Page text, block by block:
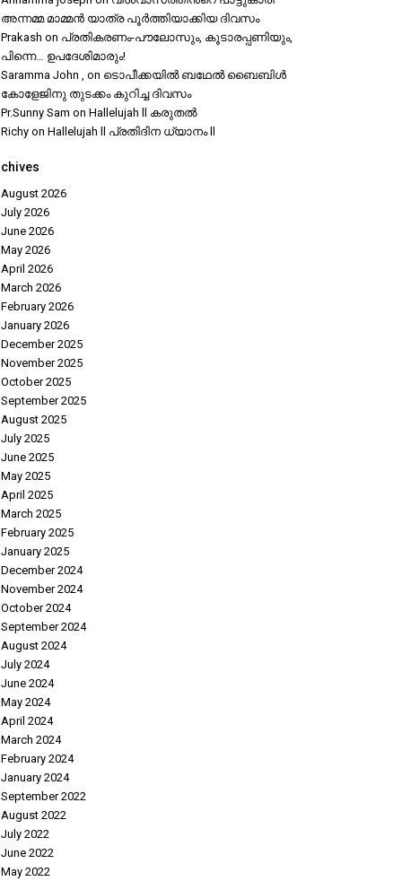
അന്നമ്മ മാമ്മൻ യാത്ര പൂർത്തിയാക്കിയ ദിവസം
Prakash on പ്രതികരണം-പൗലോസും, കൂടാരപ്പണിയും,
പിന്നെ… ഉപദേശിമാരും!
Saramma John , on ടൊപീക്കയിൽ ബഥേൽ ബൈബിൾ
കോളേജിനു തുടക്കം കുറിച്ച ദിവസം
Pr.Sunny Sam on Hallelujah ll കരുതൽ
Richy on Hallelujah ll പ്രതിദിന ധ്യാനം ll
August 2026
July 2026
June 2026
May 2026
April 2026
March 2026
February 2026
January 2026
December 2025
November 2025
October 2025
September 2025
August 2025
July 2025
June 2025
May 2025
April 2025
March 2025
February 2025
January 2025
December 2024
November 2024
October 2024
September 2024
August 2024
July 2024
June 2024
May 2024
April 2024
March 2024
February 2024
January 2024
September 2022
August 2022
July 2022
June 2022
May 2022